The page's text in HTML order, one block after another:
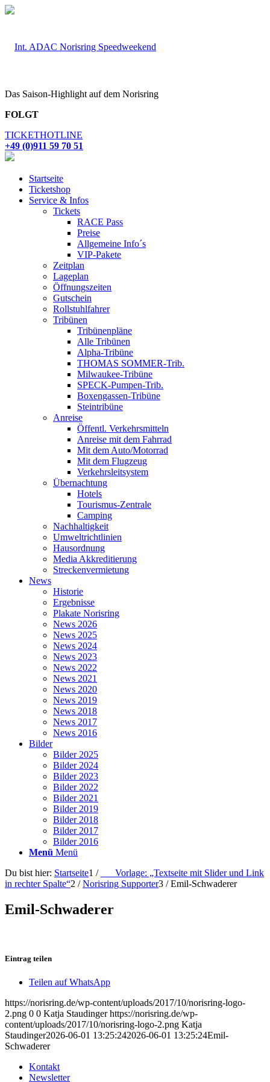
Das Saison-Highlight auf dem Norisring
FOLGT
TICKETHOTLINE
+49 (0)911 59 70 51
Startseite
Ticketshop
Service & Infos
Tickets
RACE Pass
Preise
Allgemeine Info´s
VIP-Pakete
Zeitplan
Lageplan
Öffnungszeiten
Gutschein
Rollstuhlfahrer
Tribünen
Tribünenpläne
Alle Tribünen
Alpha-Tribüne
THOMAS SOMMER-Trib.
Milwaukee-Tribüne
SPECK-Pumpen-Trib.
Boxengassen-Tribüne
Steintribüne
Anreise
Öffentl. Verkehrsmitteln
Anreise mit dem Fahrrad
Mit dem Auto/Motorrad
Mit dem Flugzeug
Verkehrsleitsystem
Übernachtung
Hotels
Tourismus-Zentrale
Camping
Nachhaltigkeit
Umweltrichtlinien
Hausordnung
Media Akkreditierung
Streckenvermietung
News
Historie
Ergebnisse
Plakate Norisring
News 2026
News 2025
News 2024
News 2023
News 2022
News 2021
News 2020
News 2019
News 2018
News 2017
News 2016
Bilder
Bilder 2025
Bilder 2024
Bilder 2023
Bilder 2022
Bilder 2021
Bilder 2019
Bilder 2018
Bilder 2017
Bilder 2016
Menü Menü
Du bist hier: Startseite1 /
___Vorlage: „Textseite mit Slider und Link
in rechter Spalte“2 / Norisring Supporter3 / Emil-Schwaderer
Emil-Schwaderer
Eintrag teilen
Teilen auf WhatsApp
https://norisring.de/wp-content/uploads/2017/10/norisring-logo-
2.png 0 0 Katja Staudinger https://norisring.de/wp-
content/uploads/2017/10/norisring-logo-2.png Katja
Staudinger2026-06-01 13:25:242026-06-01 13:25:24Emil-
Schwaderer
Kontakt
Newsletter